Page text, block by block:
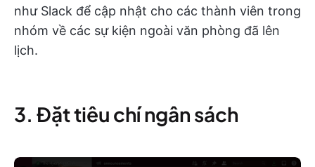
như Slack để cập nhật cho các thành viên trong
nhóm về các sự kiện ngoài văn phòng đã lên
lịch.
3. Đặt tiêu chí ngân sách